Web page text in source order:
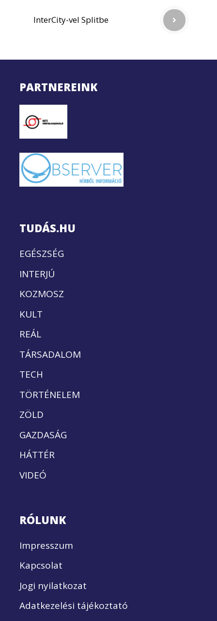
InterCity-vel Splitbe
PARTNEREINK
TUDÁS.HU
EGÉSZSÉG
INTERJÚ
KOZMOSZ
KULT
REÁL
TÁRSADALOM
TECH
TÖRTÉNELEM
ZÖLD
GAZDASÁG
HÁTTÉR
VIDEÓ
RÓLUNK
Impresszum
Kapcsolat
Jogi nyilatkozat
Adatkezelési tájékoztató